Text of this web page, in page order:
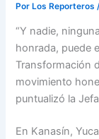
PorLos Reporteros
“Y nadie,
honrada, puede
Transformación
movimiento
puntualizó la
En Kanasín,